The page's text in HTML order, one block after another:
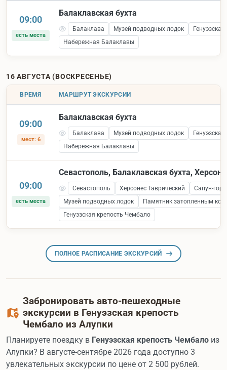
09:00
есть места
Балаклавская бухта
Балаклава Музей подводных лодок
Набережная Балаклавы
16 АВГУСТА (ВОСКРЕСЕНЬЕ)
ВРЕМЯ МАРШРУТ ЭКСКУРСИИ
09:00
мест: 6
Балаклавская бухта
Балаклава Музей подводных лодок
Набережная Балаклавы
09:00
есть места
Севастополь, Балаклавская бухта,
Севастополь Херсонес Таврический
Сапун-гора
Музей подводных лодок
Памятник затопленным
Генуэзская крепость Чембало
ПОЛНОЕ РАСПИСАНИЕ ЭКСКУРСИЙ
Забронировать авто-пешеходные
экскурсии в Генуэзская крепость
Чембало из Алупки
Планируете поездку в Генуэзская крепость Чембало из
Алупки? В августе-сентябре 2026 года доступно 3
увлекательных экскурсии по цене от 2 500 рублей.